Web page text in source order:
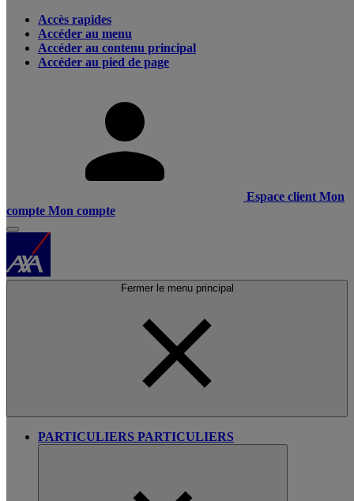
Accès rapides
Accéder au menu
Accéder au contenu principal
Accéder au pied de page
Espace client Mon
compte Mon compte
Fermer le menu principal
PARTICULIERS PARTICULIERS